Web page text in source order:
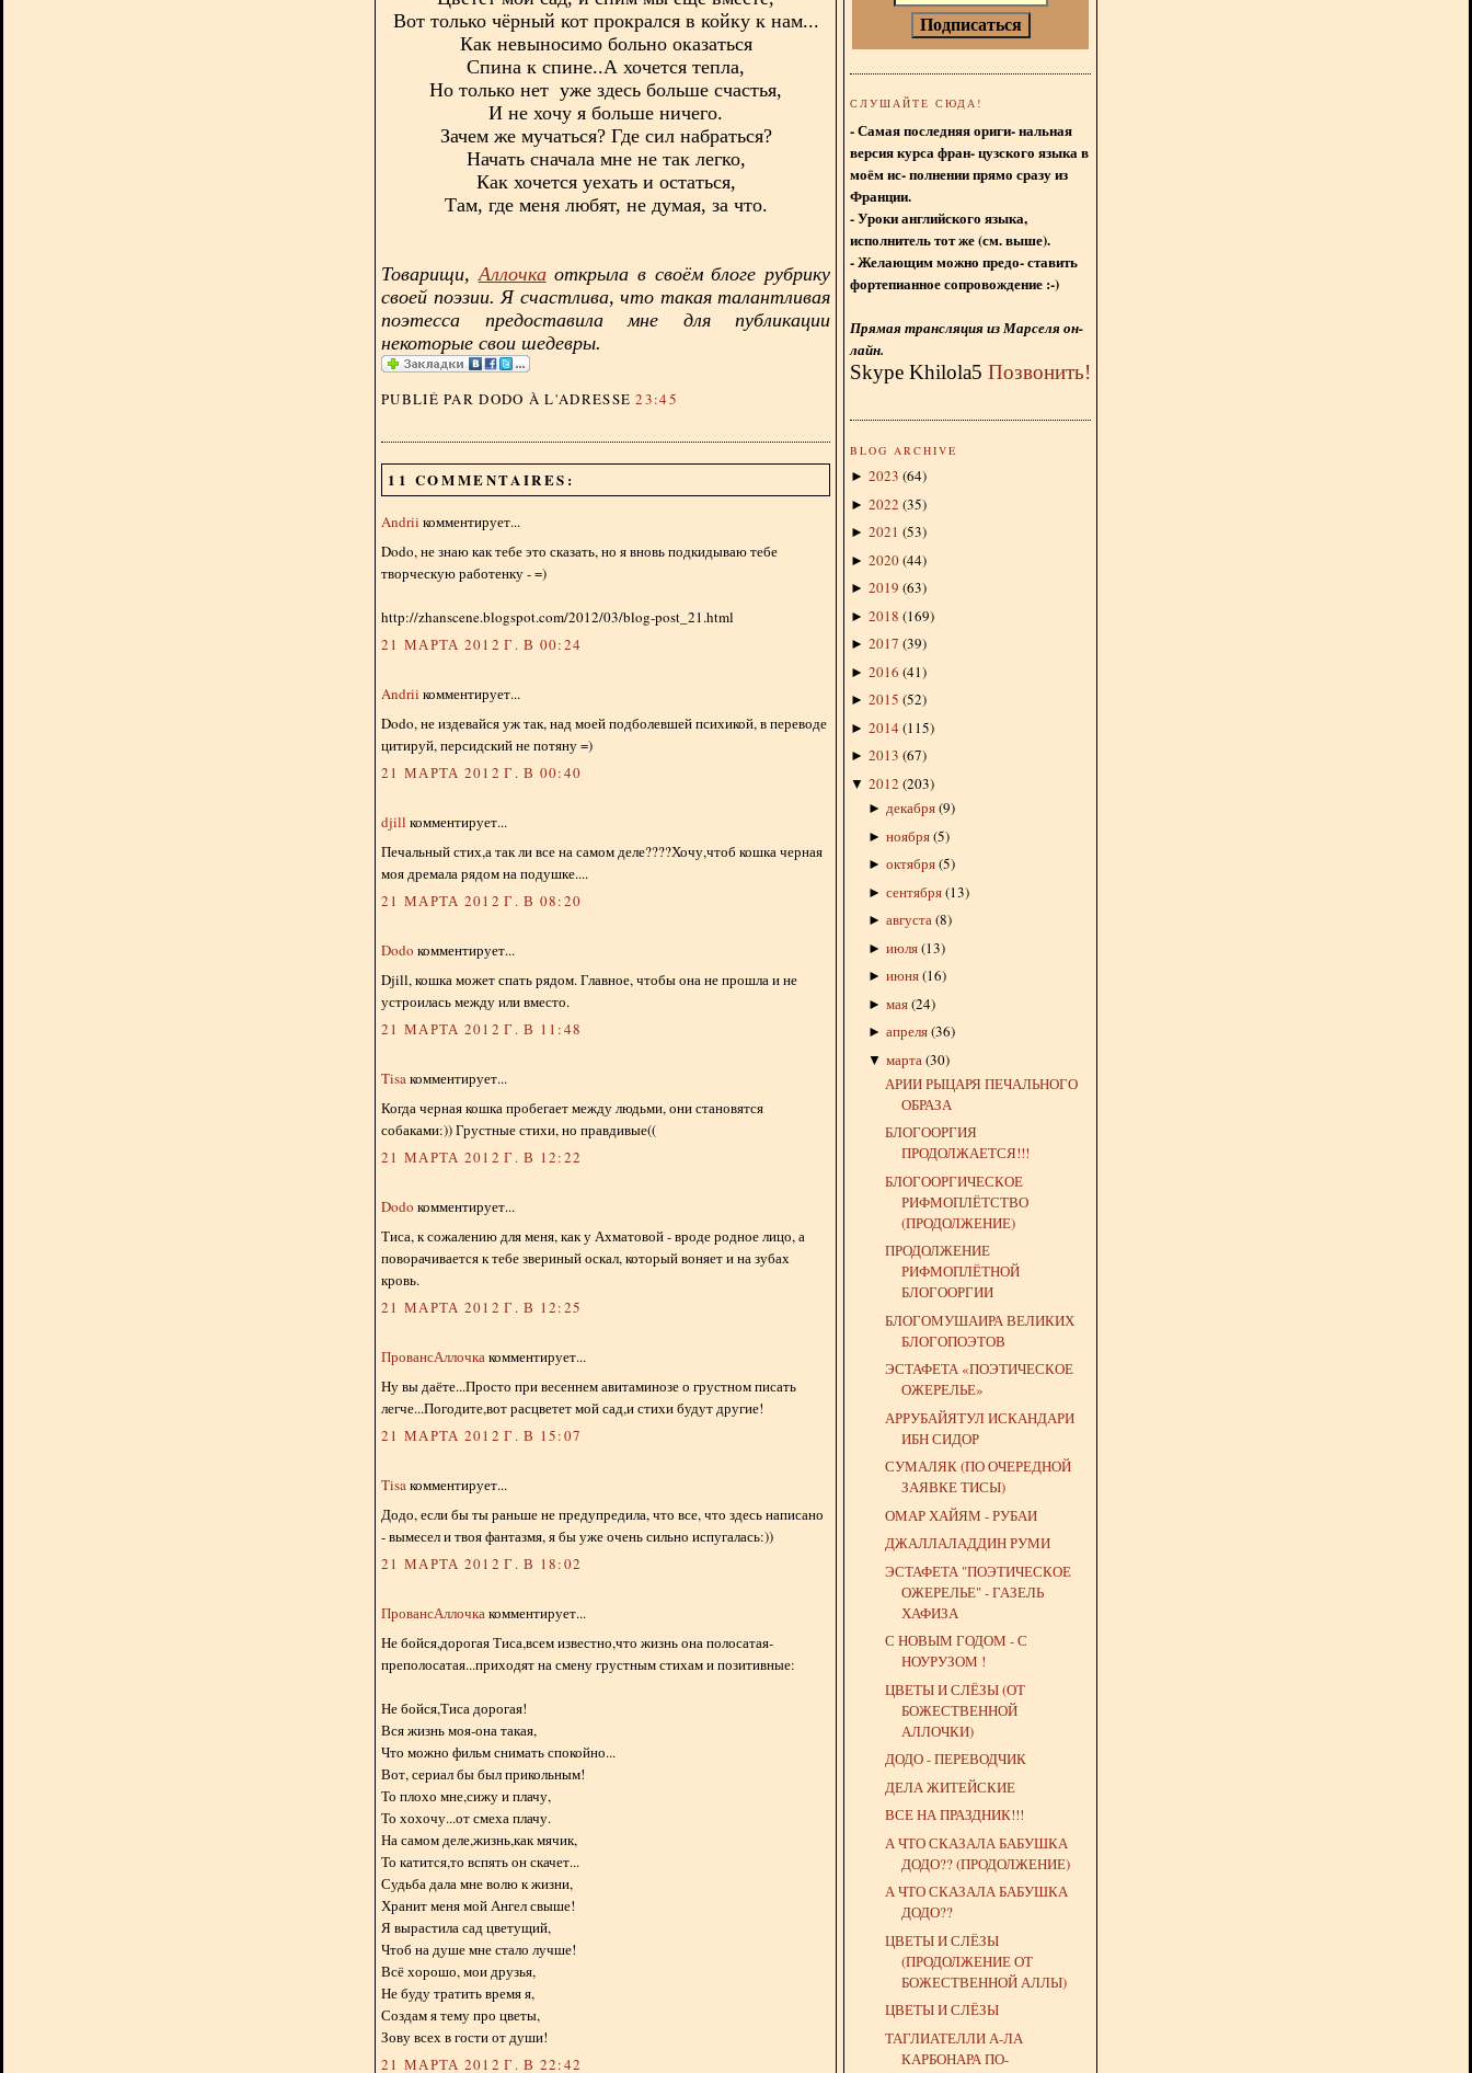
Вот только чёрный кот прокрался в койку к нам...
Как невыносимо больно оказаться
Спина к спине..А хочется тепла,
Но только нет уже здесь больше счастья,
И не хочу я больше ничего.
Зачем же мучаться? Где сил набраться?
Начать сначала мне не так легко,
Как хочется уехать и остаться,
Там, где меня любят, не думая, за что.
Товарищи, Аллочкаоткрыла в своём блоге рубрику
своей поэзии. Я счастлива, что такая талантливая
поэтесса предоставила мне для публикации
некоторые свои шедевры.
PUBLIÉ PAR DODO À L'ADRESSE23:45
11 COMMENTAIRES:
Andrii комментирует...
Dodo, не знаю как тебе это сказать, но я вновь подкидываю тебе
творческую работенку - =)
http://zhanscene.blogspot.com/2012/03/blog-post_21.html
21 МАРТА 2012 Г. В 00:24
Andrii комментирует...
Dodo, не издевайся уж так, над моей подболевшей психикой, в переводе
цитируй, персидский не потяну =)
21 МАРТА 2012 Г. В 00:40
djill комментирует...
Печальный стих,а так ли все на самом деле????Хочу,чтоб кошка черная
моя дремала рядом на подушке....
21 МАРТА 2012 Г. В 08:20
Dodo комментирует...
Djill, кошка может спать рядом. Главное, чтобы она не прошла и не
устроилась между или вместо.
21 МАРТА 2012 Г. В 11:48
Tisaкомментирует...
Когда черная кошка пробегает между людьми, они становятся
собаками:)) Грустные стихи, но правдивые((
21 МАРТА 2012 Г. В 12:22
Dodo комментирует...
Тиса, к сожалению для меня, как у Ахматовой - вроде родное лицо, а
поворачивается к тебе звериный оскал, который воняет и на зубах
кровь.
21 МАРТА 2012 Г. В 12:25
ПровансАллочкакомментирует...
Ну вы даёте...Просто при весеннем авитаминозе о грустном писать
легче...Погодите,вот расцветет мой сад,и стихи будут другие!
21 МАРТА 2012 Г. В 15:07
Tisaкомментирует...
Додо, если бы ты раньше не предупредила, что все, что здесь написано
- вымесел и твоя фантазмя, я бы уже очень сильно испугалась:))
21 МАРТА 2012 Г. В 18:02
ПровансАллочкакомментирует...
Не бойся,дорогая Тиса,всем известно,что жизнь она полосатая-
преполосатая...приходят на смену грустным стихам и позитивные:
Не бойся,Тиса дорогая!
Вся жизнь моя-она такая,
Что можно фильм снимать спокойно...
Вот, сериал бы был прикольным!
То плохо мне,сижу и плачу,
То хохочу...от смеха плачу.
На самом деле,жизнь,как мячик,
То катится,то вспять он скачет...
Судьба дала мне волю к жизни,
Хранит меня мой Ангел свыше!
Я вырастила сад цветущий,
Чтоб на душе мне стало лучше!
Всё хорошо, мои друзья,
Не буду тратить время я,
Создам я тему про цветы,
Зову всех в гости от души!
21 МАРТА 2012 Г. В 22:42
СЛУШАЙТЕ СЮДА!
- Самая последняя ориги- нальная
версия курса фран- цузского языка в
моём ис- полнении прямо сразу из
Франции.
- Уроки английского языка,
исполнитель тот же (см. выше).
- Желающим можно предо- ставить
фортепианное сопровождение :-)
Прямая трансляция из Марселя он-
лайн.
Skype Khilola5 Позвонить!
BLOG ARCHIVE
► 2023 (64)
► 2022 (35)
► 2021 (53)
► 2020(44)
► 2019 (63)
► 2018 (169)
► 2017 (39)
► 2016 (41)
► 2015 (52)
► 2014 (115)
► 2013 (67)
▼ 2012 (203)
► декабря(9)
► ноября(5)
► октября(5)
► сентября(13)
► августа(8)
► июля(13)
► июня(16)
► мая(24)
► апреля(36)
▼ марта (30)
АРИИ РЫЦАРЯ ПЕЧАЛЬНОГО
ОБРАЗА
БЛОГООРГИЯ
ПРОДОЛЖАЕТСЯ!!!
БЛОГООРГИЧЕСКОЕ
РИФМОПЛЁТСТВО
(ПРОДОЛЖЕНИЕ)
ПРОДОЛЖЕНИЕ
РИФМОПЛЁТНОЙ
БЛОГООРГИИ
БЛОГОМУШАИРА ВЕЛИКИХ
БЛОГОПОЭТОВ
ЭСТАФЕТА «ПОЭТИЧЕСКОЕ
ОЖЕРЕЛЬЕ»
АРРУБАЙЯТУЛ ИСКАНДАРИ
ИБН СИДОР
СУМАЛЯК (ПО ОЧЕРЕДНОЙ
ЗАЯВКЕ ТИСЫ)
ОМАР ХАЙЯМ - РУБАИ
ДЖАЛЛАЛАДДИН РУМИ
ЭСТАФЕТА "ПОЭТИЧЕСКОЕ
ОЖЕРЕЛЬЕ" - ГАЗЕЛЬ
ХАФИЗА
С НОВЫМ ГОДОМ - С
НОУРУЗОМ !
ЦВЕТЫ И СЛЁЗЫ (ОТ
БОЖЕСТВЕННОЙ
АЛЛОЧКИ)
ДОДО - ПЕРЕВОДЧИК
ДЕЛА ЖИТЕЙСКИЕ
ВСЕ НА ПРАЗДНИК!!!
А ЧТО СКАЗАЛА БАБУШКА
ДОДО?? (ПРОДОЛЖЕНИЕ)
А ЧТО СКАЗАЛА БАБУШКА
ДОДО??
ЦВЕТЫ И СЛЁЗЫ
(ПРОДОЛЖЕНИЕ ОТ
БОЖЕСТВЕННОЙ АЛЛЫ)
ЦВЕТЫ И СЛЁЗЫ
ТАГЛИАТЕЛЛИ А-ЛА
КАРБОНАРА ПО-